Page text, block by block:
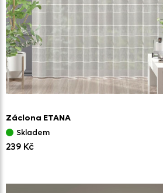
Záclona ETANA
Skladem
239 Kč